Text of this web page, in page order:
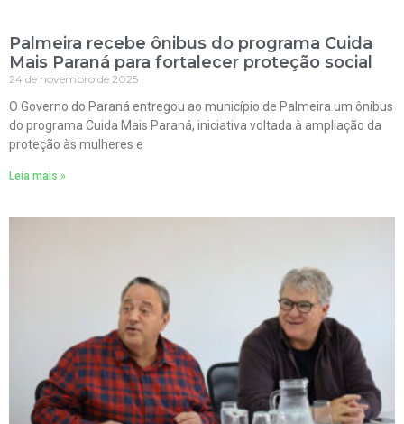
Palmeira recebe ônibus do programa Cuida
Mais Paraná para fortalecer proteção social
24 de novembro de 2025
O Governo do Paraná entregou ao município de Palmeira um ônibus
do programa Cuida Mais Paraná, iniciativa voltada à ampliação da
proteção às mulheres e
Leia mais »